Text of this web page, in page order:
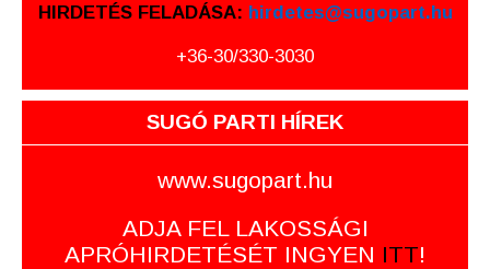
HIRDETÉS FELADÁSA: hirdetes@sugopart.hu
+36-30/330-3030
SUGÓ PARTI HÍREK
www.sugopart.hu
ADJA FEL LAKOSSÁGI
APRÓHIRDETÉSÉT INGYEN ITT!